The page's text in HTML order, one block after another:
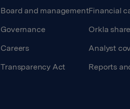
Board and management
Governance
Careers
Transparency Act
Financial
Orkla share
Analyst
Reports